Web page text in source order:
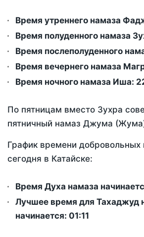
Время утреннего намаза
Время полуденного намаза
Время послеполуденного
Время вечернего намаза
Время ночного намаза Иша:
По пятницам вместо Зухра
пятничный намаз Джума
График времени добровольных
сегодня в Катайске:
Время Духа намаза
Лучшее время для Тахаджуд
начинается: 01:11